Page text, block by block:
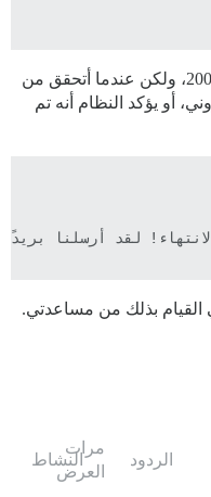
النتيجة التي حصلت عليها هي استجابة 200، ولكن عندما أتحقق من
أو يؤكد النظام أنه تم
بذلك من مساعدتي.
الردود
مرات
العرض
النشاط